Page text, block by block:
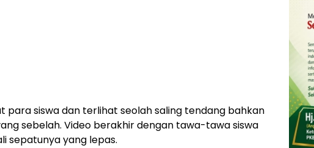
para siswa dan terlihat seolah saling tendang bahkan
sebelah. Video berakhir dengan tawa-tawa siswa
sepatunya yang lepas.